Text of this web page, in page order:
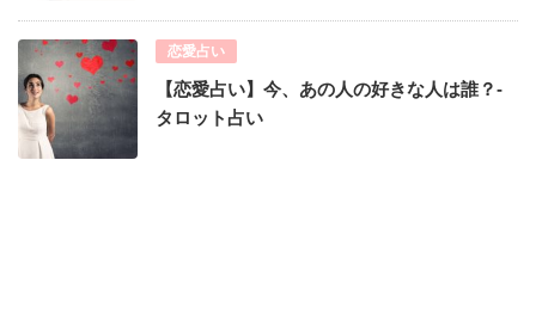
恋愛占い
【恋愛占い】今、あの人の好きな人は誰？-
タロット占い